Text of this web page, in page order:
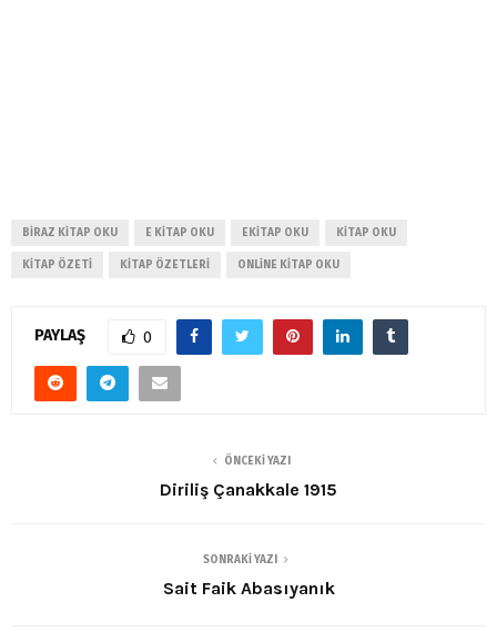
BIRAZ KITAP OKU E KITAP OKU EKITAP OKU KITAP OKU
KITAP ÖZETI KITAP ÖZETLERI ONLINE KITAP OKU
PAYLAŞ 0
ÖNCEKI YAZI
Diriliş Çanakkale 1915
SONRAKI YAZI
Sait Faik Abasıyanık